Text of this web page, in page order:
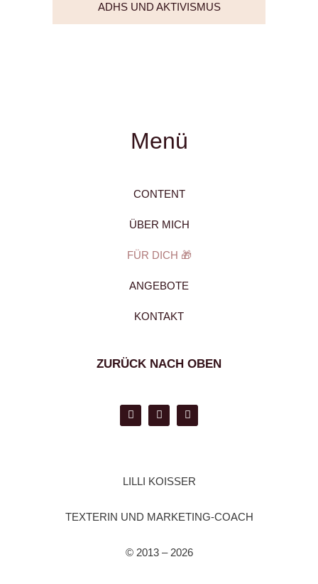
ADHS UND AKTIVISMUS
Menü
CONTENT
ÜBER MICH
FÜR DICH 🎁
ANGEBOTE
KONTAKT
ZURÜCK NACH OBEN
LILLI KOISSER
TEXTERIN UND MARKETING-COACH
© 2013 – 2026